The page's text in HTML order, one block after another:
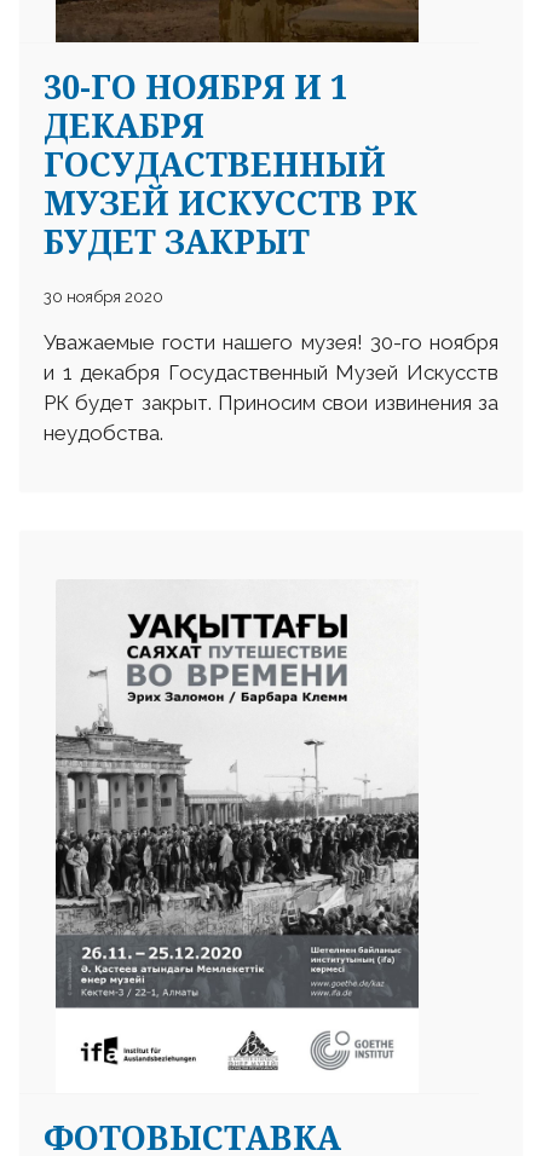
30-ГО НОЯБРЯ И 1
ДЕКАБРЯ
ГОСУДАСТВЕННЫЙ
МУЗЕЙ ИСКУССТВ РК
БУДЕТ ЗАКРЫТ
30 ноября 2020
Уважаемые гости нашего музея! 30-го ноября
и 1 декабря Госудаственный Музей Искусств
РК будет закрыт. Приносим свои извинения за
неудобства.
ФОТОВЫСТАВКА